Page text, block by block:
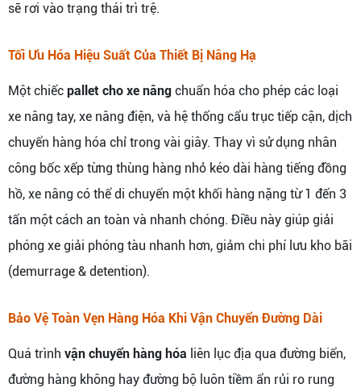
sẽ rơi vào trạng thái trì trệ.
Tối Ưu Hóa Hiệu Suất Của Thiết Bị Nâng Hạ
Một chiếc pallet cho xe nâng chuẩn hóa cho phép các loại
xe nâng tay, xe nâng điện, và hệ thống cẩu trục tiếp cận, dịch
chuyển hàng hóa chỉ trong vài giây. Thay vì sử dụng nhân
công bốc xếp từng thùng hàng nhỏ kéo dài hàng tiếng đồng
hồ, xe nâng có thể di chuyển một khối hàng nặng từ 1 đến 3
tấn một cách an toàn và nhanh chóng. Điều này giúp giải
phóng xe giải phóng tàu nhanh hơn, giảm chi phí lưu kho bãi
(demurrage & detention).
Bảo Vệ Toàn Vẹn Hàng Hóa Khi Vận Chuyển Đường Dài
Quá trình vận chuyển hàng hóa liên lục địa qua đường biển,
đường hàng không hay đường bộ luôn tiềm ẩn rủi ro rung